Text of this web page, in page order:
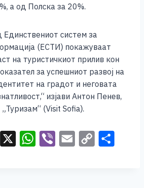
а од Полска за 20%.
систем за
(ЕСТИ) покажуваат
на туристичкиот прилив кон
за успешниот развој на
на градот и неговата
изјави Антон Пенев,
(Visit Sofia).
T X W Vi E C